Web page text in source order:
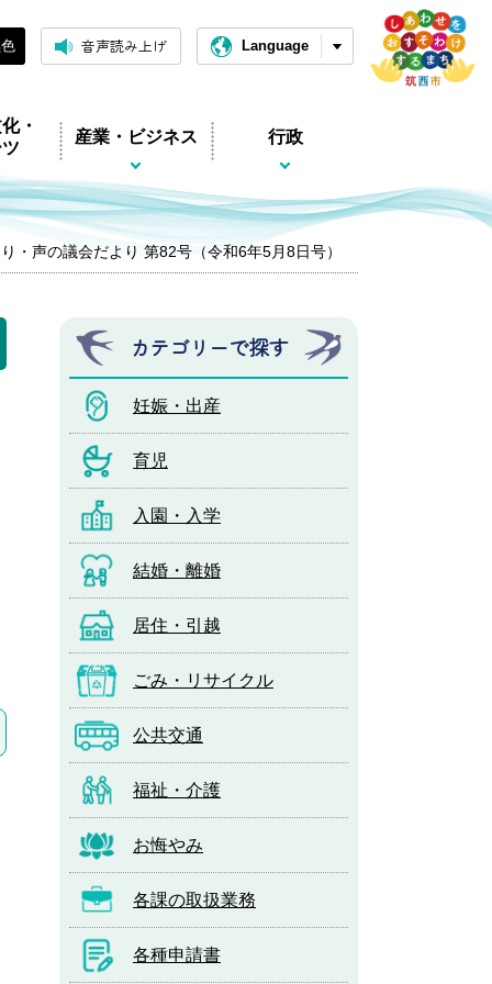
音声読み上げ Language
・
産業・ビジネス 行政
・声の議会だより 第82号（令和6年5月8日号）
カテゴリーで探す
妊娠・出産
育児
入園・入学
結婚・離婚
居住・引越
ごみ・リサイクル
公共交通
福祉・介護
お悔やみ
各課の取扱業務
各種申請書